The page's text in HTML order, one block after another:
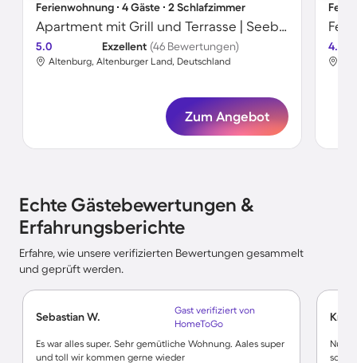
Ferienwohnung ∙ 4 Gäste ∙ 2 Schlafzimmer
Apartment mit Grill und Terrasse | Seeblick
5.0 Exzellent (46 Bewertungen)
Altenburg, Altenburger Land, Deutschland
Zum Angebot
4.7
Echte Gästebewertungen &
Erfahrungsberichte
Erfahre, wie unsere verifizierten Bewertungen gesammelt
und geprüft werden.
Sebastian W.
Gast verifiziert von
HomeToGo
Es war alles super. Sehr gemütliche Wohnung. Aales super
und toll wir kommen gerne wieder
Nur